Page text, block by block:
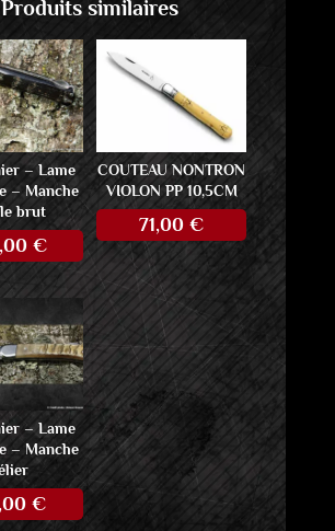
Produits similaires
– Lame
– Manche
brut
€
COUTEAU NONTRON
VIOLON PP 10,5CM
71,00€
– Lame
– Manche
€